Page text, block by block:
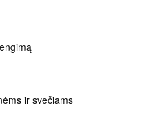
ir svečiams